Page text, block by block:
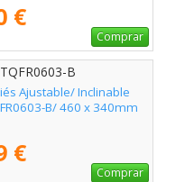
€
Comprar
B
Ajustable/ Inclinable
B/ 460 x 340mm
€
Comprar